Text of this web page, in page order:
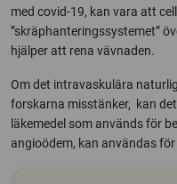
med covid-19, kan vara att
”skräphanteringssystemet”
hjälper att rena vävnaden.
Om det intravaskulära
forskarna misstänker, kan
läkemedel som används för
angioödem, kan användas